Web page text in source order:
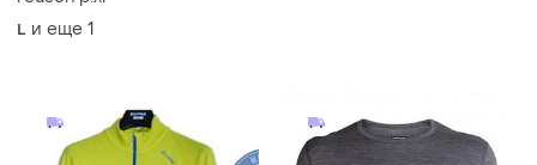
L и еще 1